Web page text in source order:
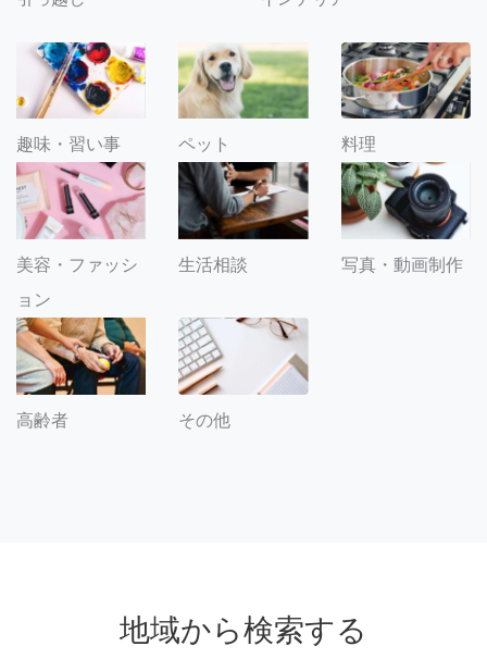
趣味・習い事 ペット 料理
美容・ファッシ
ョン
生活相談 写真・動画制作
高齢者 その他
地域から検索する